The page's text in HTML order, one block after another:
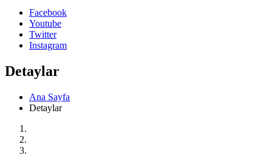
Facebook
Youtube
Twitter
Instagram
Detaylar
Ana Sayfa
Detaylar